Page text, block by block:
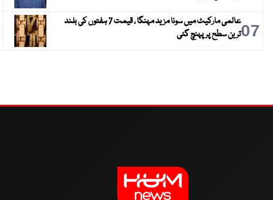
07
عالمی مارکیٹ میں سونا مزید مہنگا ، قیمت 7 ہفتوں کی بلند
ترین سطح پر پہنچ گئی